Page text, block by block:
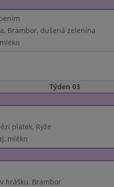
Brambor, dušená zelenina
Týden 03
plátek, Rýže
mléko
hrášku, Brambor